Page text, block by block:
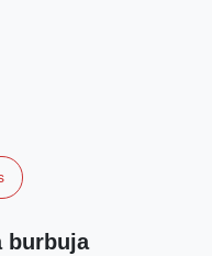
burbuja